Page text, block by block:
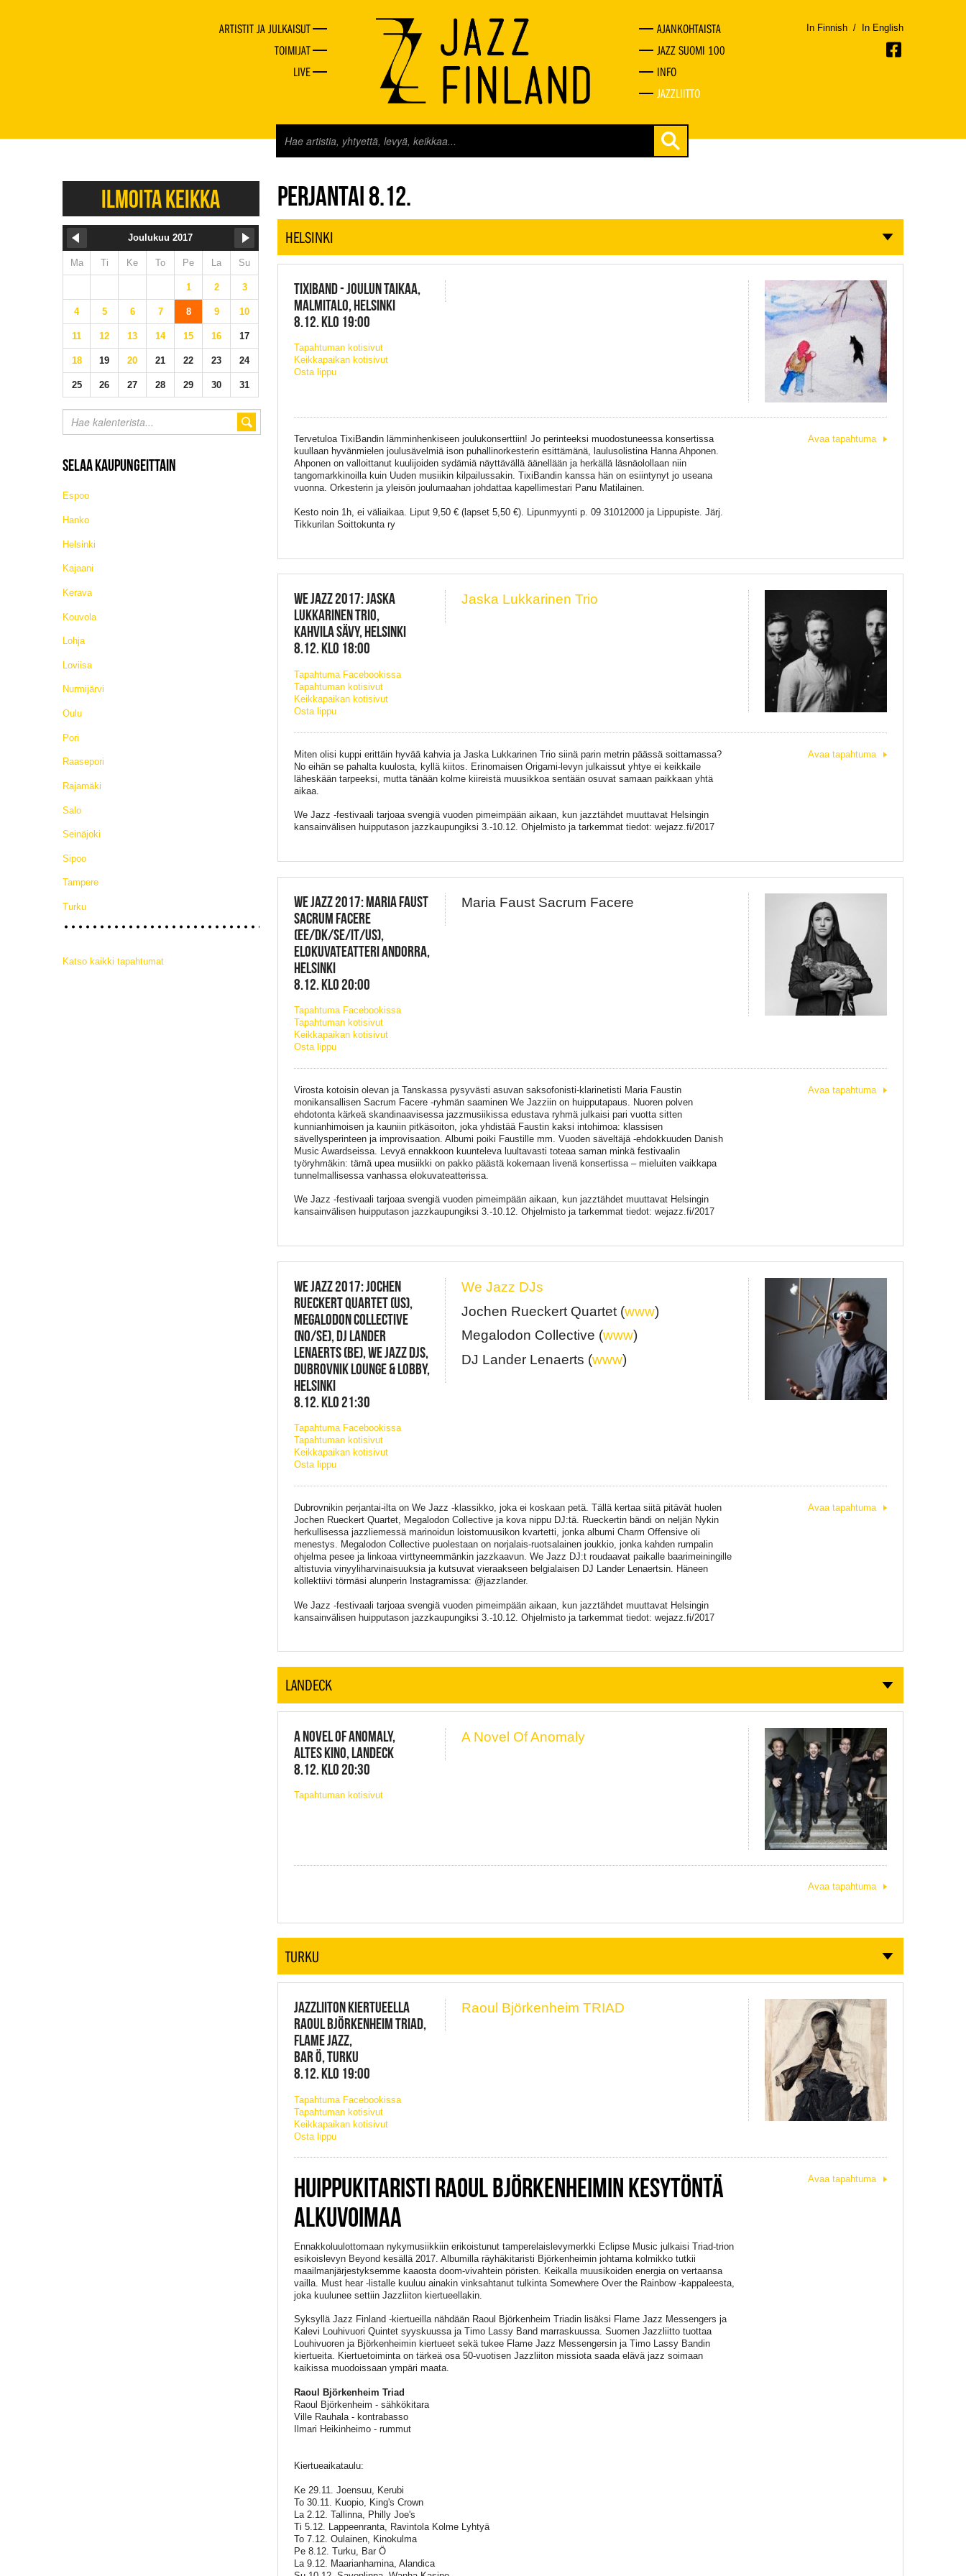
ARTISTIT JA JULKAISUT
TOIMIJAT
LIVE
AJANKOHTAISTA
JAZZ SUOMI 100
INFO
JAZZLIITTO
In Finnish / In English
ILMOITA KEIKKA
Joulukuu 2017
Ma Ti Ke To Pe La Su
1 2 3
4 5 6 7 8 9 10
11 12 13 14 15 16 17
18 19 20 21 22 23 24
25 26 27 28 29 30 31
SELAA KAUPUNGEITTAIN
Espoo
Hanko
Helsinki
Kajaani
Kerava
Kouvola
Lohja
Loviisa
Nurmijärvi
Oulu
Pori
Raasepori
Rajamäki
Salo
Seinäjoki
Sipoo
Tampere
Turku
Katso kaikki tapahtumat
JAZZ FINLAND LIVE
PERJANTAI 8.12.
HELSINKI
TIXIBAND - JOULUN TAIKAA,
MALMITALO, HELSINKI
8.12. KLO 19:00
Tapahtuman kotisivut
Keikkapaikan kotisivut
Osta lippu
Tervetuloa TixiBandin lämminhenkiseen joulukonserttiin! Jo perinteeksi muodostuneessa konsertissa
kuullaan hyvänmielen joulusävelmiä ison puhallinorkesterin esittämänä, laulusolistina Hanna Ahponen.
Ahponen on valloittanut kuulijoiden sydämiä näyttävällä äänellään ja herkällä läsnäolollaan niin
tangomarkkinoilla kuin Uuden musiikin kilpailussakin. TixiBandin kanssa hän on esiintynyt jo useana
vuonna. Orkesterin ja yleisön joulumaahan johdattaa kapellimestari Panu Matilainen.
Kesto noin 1h, ei väliaikaa. Liput 9,50 € (lapset 5,50 €). Lipunmyynti p. 09 31012000 ja Lippupiste. Järj.
Tikkurilan Soittokunta ry
Avaa tapahtuma
WE JAZZ 2017: JASKA
LUKKARINEN TRIO,
KAHVILA SÄVY, HELSINKI
8.12. KLO 18:00
Tapahtuma Facebookissa
Tapahtuman kotisivut
Keikkapaikan kotisivut
Osta lippu
Jaska Lukkarinen Trio
Miten olisi kuppi erittäin hyvää kahvia ja Jaska Lukkarinen Trio siinä parin metrin päässä soittamassa?
No eihän se pahalta kuulosta, kyllä kiitos. Erinomaisen Origami-levyn julkaissut yhtye ei keikkaile
läheskään tarpeeksi, mutta tänään kolme kiireistä muusikkoa sentään osuvat samaan paikkaan yhtä
aikaa.
We Jazz -festivaali tarjoaa svengiä vuoden pimeimpään aikaan, kun jazztähdet muuttavat Helsingin
kansainvälisen huipputason jazzkaupungiksi 3.-10.12. Ohjelmisto ja tarkemmat tiedot: wejazz.fi/2017
Avaa tapahtuma
WE JAZZ 2017: MARIA FAUST
SACRUM FACERE
(EE/DK/SE/IT/US),
ELOKUVATEATTERI ANDORRA,
HELSINKI
8.12. KLO 20:00
Tapahtuma Facebookissa
Tapahtuman kotisivut
Keikkapaikan kotisivut
Osta lippu
Maria Faust Sacrum Facere
Virosta kotoisin olevan ja Tanskassa pysyvästi asuvan saksofonisti-klarinetisti Maria Faustin
monikansallisen Sacrum Facere -ryhmän saaminen We Jazziin on huipputapaus. Nuoren polven
ehdotonta kärkeä skandinaavisessa jazzmusiikissa edustava ryhmä julkaisi pari vuotta sitten
kunnianhimoisen ja kauniin pitkäsoiton, joka yhdistää Faustin kaksi intohimoa: klassisen
sävellysperinteen ja improvisaation. Albumi poiki Faustille mm. Vuoden säveltäjä -ehdokkuuden Danish
Music Awardseissa. Levyä ennakkoon kuunteleva luultavasti toteaa saman minkä festivaalin
työryhmäkin: tämä upea musiikki on pakko päästä kokemaan livenä konsertissa – mieluiten vaikkapa
tunnelmallisessa vanhassa elokuvateatterissa.
We Jazz -festivaali tarjoaa svengiä vuoden pimeimpään aikaan, kun jazztähdet muuttavat Helsingin
kansainvälisen huipputason jazzkaupungiksi 3.-10.12. Ohjelmisto ja tarkemmat tiedot: wejazz.fi/2017
Avaa tapahtuma
WE JAZZ 2017: JOCHEN
RUECKERT QUARTET (US),
MEGALODON COLLECTIVE
(NO/SE), DJ LANDER
LENAERTS (BE), WE JAZZ DJS,
DUBROVNIK LOUNGE & LOBBY,
HELSINKI
8.12. KLO 21:30
Tapahtuma Facebookissa
Tapahtuman kotisivut
Keikkapaikan kotisivut
Osta lippu
We Jazz DJs
Jochen Rueckert Quartet (www)
Megalodon Collective (www)
DJ Lander Lenaerts (www)
Dubrovnikin perjantai-ilta on We Jazz -klassikko, joka ei koskaan petä. Tällä kertaa siitä pitävät huolen
Jochen Rueckert Quartet, Megalodon Collective ja kova nippu DJ:tä. Rueckertin bändi on neljän Nykin
herkullisessa jazzliemessä marinoidun loistomuusikon kvartetti, jonka albumi Charm Offensive oli
menestys. Megalodon Collective puolestaan on norjalais-ruotsalainen joukkio, jonka kahden rumpalin
ohjelma pesee ja linkoaa virttyneemmänkin jazzkaavun. We Jazz DJ:t roudaavat paikalle baarimeiningille
altistuvia vinyyliharvinaisuuksia ja kutsuvat vieraakseen belgialaisen DJ Lander Lenaertsin. Häneen
kollektiivi törmäsi alunperin Instagramissa: @jazzlander.
We Jazz -festivaali tarjoaa svengiä vuoden pimeimpään aikaan, kun jazztähdet muuttavat Helsingin
kansainvälisen huipputason jazzkaupungiksi 3.-10.12. Ohjelmisto ja tarkemmat tiedot: wejazz.fi/2017
Avaa tapahtuma
LANDECK
A NOVEL OF ANOMALY,
ALTES KINO, LANDECK
8.12. KLO 20:30
Tapahtuman kotisivut
A Novel Of Anomaly
Avaa tapahtuma
TURKU
JAZZLIITON KIERTUEELLA
RAOUL BJÖRKENHEIM TRIAD,
FLAME JAZZ,
BAR Ö, TURKU
8.12. KLO 19:00
Tapahtuma Facebookissa
Tapahtuman kotisivut
Keikkapaikan kotisivut
Osta lippu
Raoul Björkenheim TRIAD
HUIPPUKITARISTI RAOUL BJÖRKENHEIMIN KESYTÖNTÄ
ALKUVOIMAA
Ennakkoluulottomaan nykymusiikkiin erikoistunut tamperelaislevymerkki Eclipse Music julkaisi Triad-trion
esikoislevyn Beyond kesällä 2017. Albumilla räyhäkitaristi Björkenheimin johtama kolmikko tutkii
maailmanjärjestyksemme kaaosta doom-vivahtein pöristen. Keikalla muusikoiden energia on vertaansa
vailla. Must hear -listalle kuuluu ainakin vinksahtanut tulkinta Somewhere Over the Rainbow -kappaleesta,
joka kuulunee settiin Jazzliiton kiertueellakin.
Syksyllä Jazz Finland -kiertueilla nähdään Raoul Björkenheim Triadin lisäksi Flame Jazz Messengers ja
Kalevi Louhivuori Quintet syyskuussa ja Timo Lassy Band marraskuussa. Suomen Jazzliitto tuottaa
Louhivuoren ja Björkenheimin kiertueet sekä tukee Flame Jazz Messengersin ja Timo Lassy Bandin
kiertueita. Kiertuetoiminta on tärkeä osa 50-vuotisen Jazzliiton missiota saada elävä jazz soimaan
kaikissa muodoissaan ympäri maata.
Raoul Björkenheim Triad
Raoul Björkenheim - sähkökitara
Ville Rauhala - kontrabasso
Ilmari Heikinheimo - rummut
Kiertueaikataulu:
Ke 29.11. Joensuu, Kerubi
To 30.11. Kuopio, King's Crown
La 2.12. Tallinna, Philly Joe's
Ti 5.12. Lappeenranta, Ravintola Kolme Lyhtyä
To 7.12. Oulainen, Kinokulma
Pe 8.12. Turku, Bar Ö
La 9.12. Maarianhamina, Alandica
Avaa tapahtuma